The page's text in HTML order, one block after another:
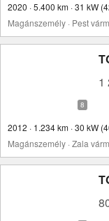
2020 · 5.400 km · 31 kW
Magánszemély · Pest
1
2012 · 1.234 km · 30 kW
Magánszemély · Zala